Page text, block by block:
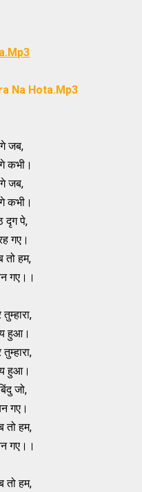
Na Hota.Mp3
जब,
कभी।
जब,
कभी।
दृग पे,
गए।
तो हम,
गए।।
हुआ।
हुआ।
जो,
गए।
तो हम,
गए।।
तो हम,